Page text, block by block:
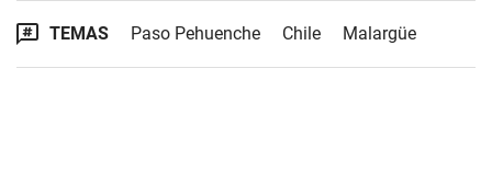
TEMAS Paso Pehuenche Chile Malargüe